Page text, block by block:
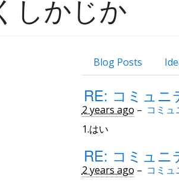
しかじか
Blog Posts
RE: コミュニ
2 years ago – コミュ
1.はい
RE: コミュニ
2 years ago – コミュ